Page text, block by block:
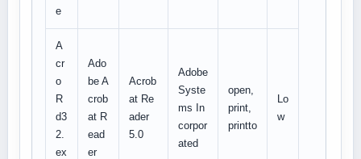
e
A
cr
o
R
d3
2.
ex
Ado
be A
crob
at R
ead
er
Acrob
at Re
ader
5.0
Adobe
Syste
ms In
corpor
ated
open,
print,
printto
Lo
w